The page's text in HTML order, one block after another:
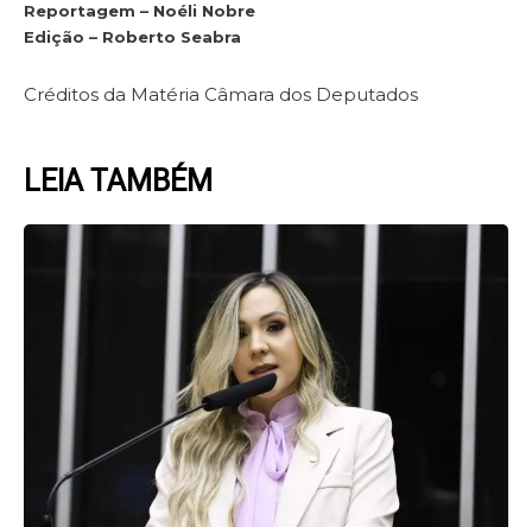
Reportagem – Noéli Nobre
Edição – Roberto Seabra
Créditos da Matéria Câmara dos Deputados
LEIA TAMBÉM
PagePage